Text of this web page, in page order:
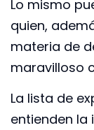
Lo mismo
quien,
materia de
maravilloso
La lista de
entienden